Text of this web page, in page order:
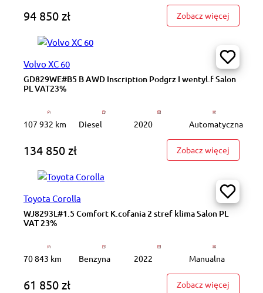
94 850 zł Zobacz więcej
Volvo XC 60
GD829WE#B5 B AWD Inscription Podgrz I wentyl.f Salon
PL VAT23%
107 932 km Diesel 2020 Automatyczna
134 850 zł Zobacz więcej
Toyota Corolla
WJ8293L#1.5 Comfort K.cofania 2 stref klima Salon PL
VAT 23%
70 843 km Benzyna 2022 Manualna
61 850 zł Zobacz więcej